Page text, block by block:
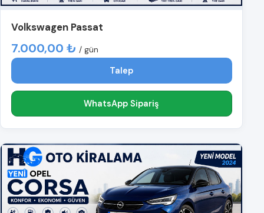
Volkswagen Passat
7.000,00 ₺ / gün
Talep
WhatsApp Sipariş